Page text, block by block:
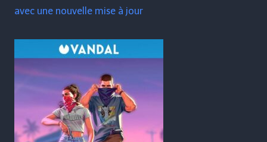
avec une nouvelle mise à jour